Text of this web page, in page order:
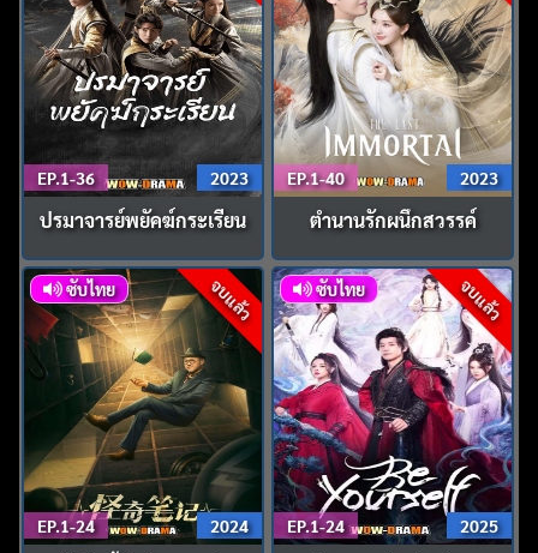
EP.1-36 2023
ปรมาจารย์พยัคฆ์กระเรียน
EP.1-40 2023
ตำนานรักผนึกสวรรค์
จบแล้ว
ซับไทย
EP.1-24 2024
จบแล้ว
ซับไทย
EP.1-24 2025